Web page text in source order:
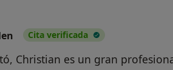
Cita verificada
Christian es un gran